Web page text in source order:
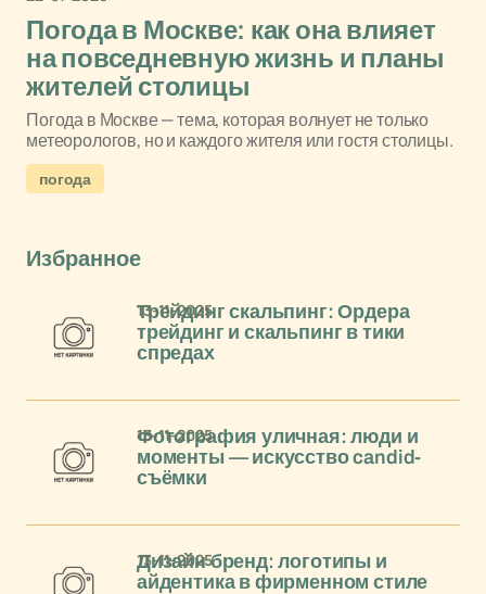
Погода в Москве: как она влияет
на повседневную жизнь и планы
жителей столицы
Погода в Москве — тема, которая волнует не только
метеорологов, но и каждого жителя или гостя столицы.
погода
Избранное
Трейдинг скальпинг: Ордера
трейдинг и скальпинг в тики
спредах
13-11-2025
Фотография уличная: люди и
моменты — искусство candid-
съёмки
13-11-2025
Дизайн бренд: логотипы и
айдентика в фирменном стиле
13-11-2025